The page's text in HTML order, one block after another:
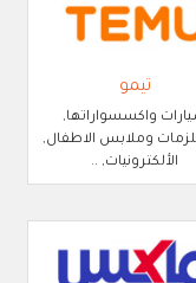
تيمو
واكسسواراتها,
وملابس الاطفال,
الألكترونيات, ..